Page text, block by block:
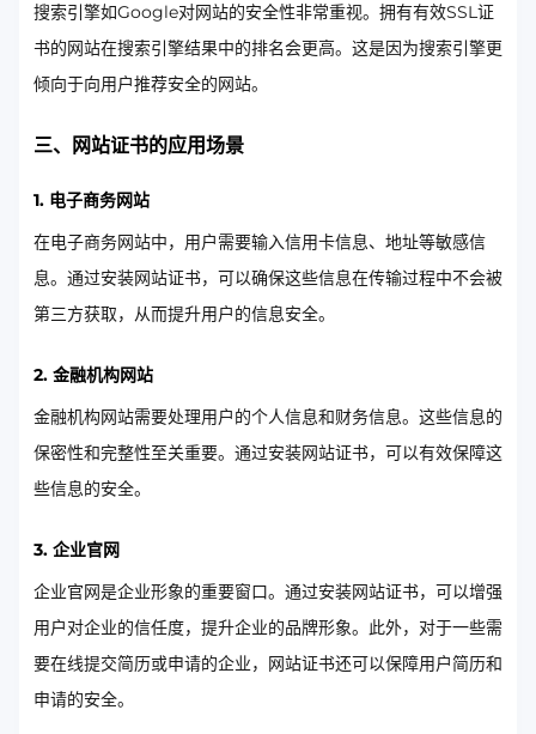
搜索引擎如Google对网站的安全性非常重视。拥有有效SSL证
书的网站在搜索引擎结果中的排名会更高。这是因为搜索引擎更
倾向于向用户推荐安全的网站。
三、网站证书的应用场景
1. 电子商务网站
在电子商务网站中，用户需要输入信用卡信息、地址等敏感信
息。通过安装网站证书，可以确保这些信息在传输过程中不会被
第三方获取，从而提升用户的信息安全。
2. 金融机构网站
金融机构网站需要处理用户的个人信息和财务信息。这些信息的
保密性和完整性至关重要。通过安装网站证书，可以有效保障这
些信息的安全。
3. 企业官网
企业官网是企业形象的重要窗口。通过安装网站证书，可以增强
用户对企业的信任度，提升企业的品牌形象。此外，对于一些需
要在线提交简历或申请的企业，网站证书还可以保障用户简历和
申请的安全。